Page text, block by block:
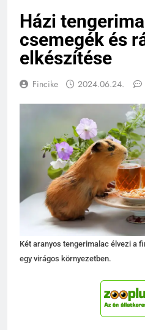
Házi
csemegék és
elkészítése
Fincike 2024.06.24.
Két aranyos tengerimalac élvezi a
egy virágos környezetben.